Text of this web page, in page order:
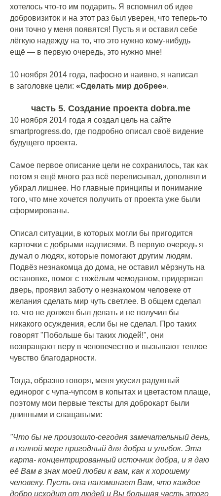
хотелось что-то им подарить. Я вспомнил об идее
добровизиток и на этот раз был уверен, что теперь-то
они точно у меня появятся! Пусть я и оставил себе
лёгкую надежду на то, что это нужно кому-нибудь
ещё — в первую очередь, это нужно мне!
10 ноября 2014 года, пафосно и наивно, я написал
в заголовке цели: «Сделать мир добрее».
часть 5. Создание проекта dobra.me
10 ноября 2014 года я создал цель на сайте
smartprogress.do, где подробно описал своё видение
будущего проекта.
Самое первое описание цели не сохранилось, так как
потом я ещё много раз всё переписывал, дополнял и
убирал лишнее. Но главные принципы и понимание
того, что мне хочется получить от проекта уже были
сформированы.
Описал ситуации, в которых могли бы пригодится
карточки с добрыми надписями. В первую очередь я
думал о людях, которые помогают другим людям.
Подвёз незнакомца до дома, не оставил мёрзнуть на
остановке, помог с тяжёлым чемоданом, придержал
дверь, проявил заботу о незнакомом человеке от
желания сделать мир чуть светлее. В общем сделал
то, что не должен был делать и не получил бы
никакого осуждения, если бы не сделал. Про таких
говорят "Побольше бы таких людей!", они
возвращают веру в человечество и вызывают теплое
чувство благодарности.
Тогда, образно говоря, меня укусил радужный
единорог с чупа-чупсом в копытах и цветастом плаще,
поэтому мои первые тексты для доброкарт были
длинными и слащавыми:
"Что бы не произошло-сегодня замечательный день,
в полной мере пригодный для добра и улыбок. Эта
карта- концентрированный источник добра, и я даю
её Вам в знак моей любви к вам, как к хорошему
человеку. Пусть она напоминает Вам, что каждое
добро исходит от людей и Вы большая часть этого